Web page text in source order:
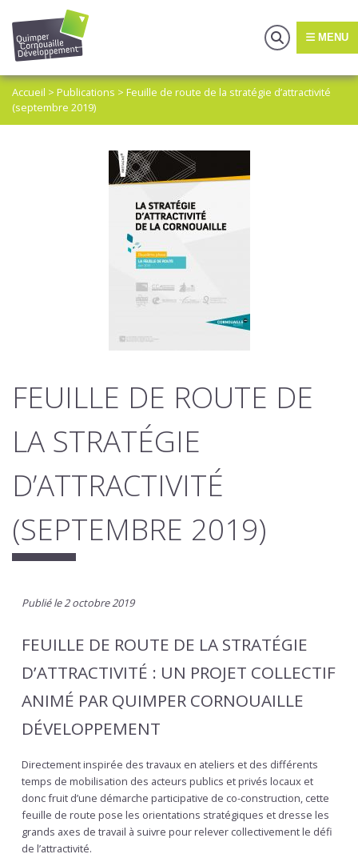
MENU
Accueil > Publications > Feuille de route de la stratégie d’attractivité
(septembre 2019)
FEUILLE DE ROUTE DE
LA STRATÉGIE
D’ATTRACTIVITÉ
(SEPTEMBRE 2019)
Publié le 2 octobre 2019
FEUILLE DE ROUTE DE LA STRATÉGIE
D’ATTRACTIVITÉ : UN PROJET COLLECTIF
ANIMÉ PAR QUIMPER CORNOUAILLE
DÉVELOPPEMENT
Directement inspirée des travaux en ateliers et des différents
temps de mobilisation des acteurs publics et privés locaux et
donc fruit d’une démarche participative de co-construction, cette
feuille de route pose les orientations stratégiques et dresse les
grands axes de travail à suivre pour relever collectivement le défi
de l’attractivité.